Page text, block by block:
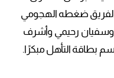
الفريق ضغطه الهجومي
وسفيان رحيمي وأشرف
بطاقة التأهل مبكرًا.